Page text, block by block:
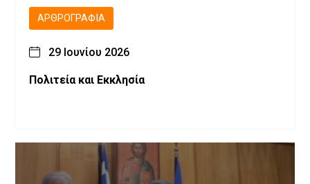
ΑΡΘΡΟΓΡΑΦΊΑ
29 Ιουνίου 2026
Πολιτεία και Εκκλησία